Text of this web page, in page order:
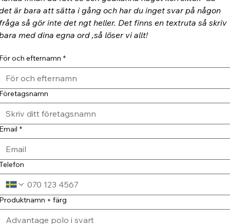
är bara att sätta i gång och har du inget svar på någon
så gör inte det ngt heller. Det finns en textruta så skriv
med dina egna ord ,så löser vi allt!
och efternamn *
*
+ färg